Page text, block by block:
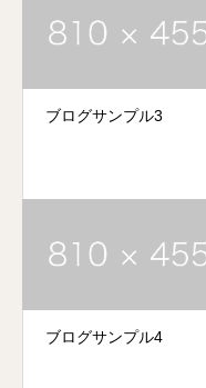
ブログサンプル3
ブログサンプル4